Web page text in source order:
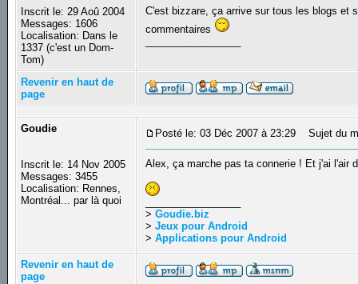
Inscrit le: 29 Aoû 2004
Messages: 1606
Localisation: Dans le
1337 (c'est un Dom-
Tom)
C'est bizzare, ça arrive sur tous les blogs et
commentaires
Revenir en haut de
page
Goudie
Inscrit le: 14 Nov 2005
Messages: 3455
Localisation: Rennes,
Montréal... par là quoi
Posté le: 03 Déc 2007 à 23:29 Sujet du
Alex, ça marche pas ta connerie ! Et j'ai l'air
>Goudie.biz
>Jeux pour Android
>Applications pour Android
Revenir en haut de
page